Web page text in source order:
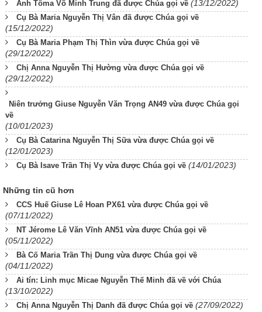
Anh Tôma Võ Minh Trung đã được Chúa gọi về (13/12/2022)
Cụ Bà Maria Nguyễn Thị Vân đã được Chúa gọi về
(15/12/2022)
Cụ Bà Maria Phạm Thị Thìn vừa được Chúa gọi về
(29/12/2022)
Chị Anna Nguyễn Thị Hường vừa được Chúa gọi về
(29/12/2022)
Niên trưởng Giuse Nguyễn Văn Trọng AN49 vừa được Chúa gọi
về
(10/01/2023)
Cụ Bà Catarina Nguyễn Thị Sữa vừa được Chúa gọi về
(12/01/2023)
Cụ Bà Isave Trần Thị Vy vừa được Chúa gọi về (14/01/2023)
Những tin cũ hơn
CCS Huế Giuse Lê Hoan PX61 vừa được Chúa gọi về
(07/11/2022)
NT Jérome Lê Văn Vĩnh AN51 vừa được Chúa gọi về
(05/11/2022)
Bà Cố Maria Trần Thị Dung vừa được Chúa gọi về
(04/11/2022)
Ai tín: Linh mục Micae Nguyễn Thế Minh đã về với Chúa
(13/10/2022)
Chị Anna Nguyễn Thị Danh đã được Chúa gọi về (27/09/2022)